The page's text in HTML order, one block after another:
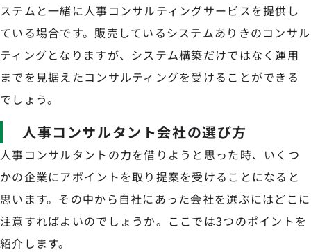
ステムと一緒に人事コンサルティングサービスを提供し
ている場合です。販売しているシステムありきのコンサル
ティングとなりますが、システム構築だけではなく運用
までを見据えたコンサルティングを受けることができる
でしょう。
人事コンサルタント会社の選び方
人事コンサルタントの力を借りようと思った時、いくつ
かの企業にアポイントを取り提案を受けることになると
思います。その中から自社にあった会社を選ぶにはどこに
注意すればよいのでしょうか。ここでは3つのポイントを
紹介します。